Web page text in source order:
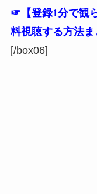
☞【登録1分で観
料視聴する方法ま
[/box06]